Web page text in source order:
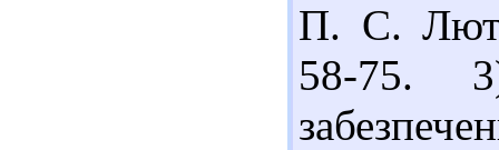
П. С.
58-75.